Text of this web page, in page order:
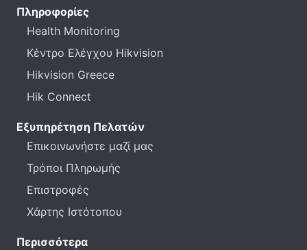
Πληροφορίες
Health Monitoring
Κέντρο Ελέγχου Hikvision
Hikvision Greece
Hik Connect
Εξυπηρέτηση Πελατών
Επικοινωνήστε μαζί μας
Τρόποι Πληρωμής
Επιστροφές
Χάρτης Ιστότοπου
Περισσότερα